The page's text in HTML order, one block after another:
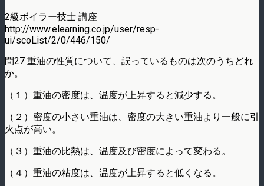
2級ボイラー技士 講座
http://www.elearning.co.jp/user/resp-
ui/scoList/2/0/446/150/
問27 重油の性質について、誤っているものは次のうちどれ
か。
（１）重油の密度は、温度が上昇すると減少する。
（２）密度の小さい重油は、密度の大きい重油より一般に引
火点が高い。
（３）重油の比熱は、温度及び密度によって変わる。
（４）重油の粘度は、温度が上昇すると低くなる。